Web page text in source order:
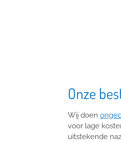
Onze
Wij doen
voor lage
uitstekende